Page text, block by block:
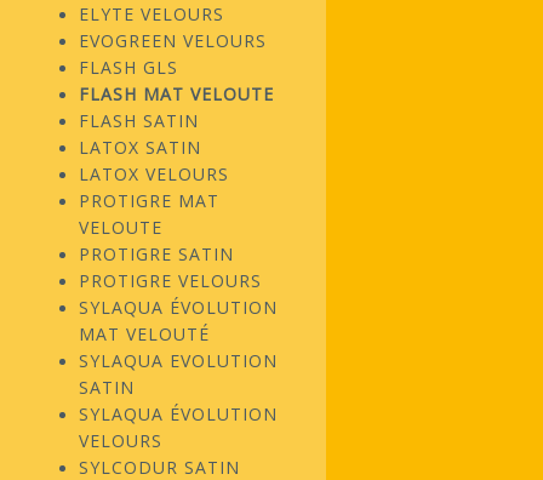
ELYTE VELOURS
EVOGREEN VELOURS
FLASH GLS
FLASH MAT VELOUTE
FLASH SATIN
LATOX SATIN
LATOX VELOURS
PROTIGRE MAT
VELOUTE
PROTIGRE SATIN
PROTIGRE VELOURS
SYLAQUA ÉVOLUTION
MAT VELOUTÉ
SYLAQUA EVOLUTION
SATIN
SYLAQUA ÉVOLUTION
VELOURS
SYLCODUR SATIN